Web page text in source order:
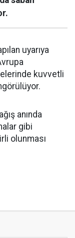
uyarıya
kuvvetli
anında
gibi
olunması